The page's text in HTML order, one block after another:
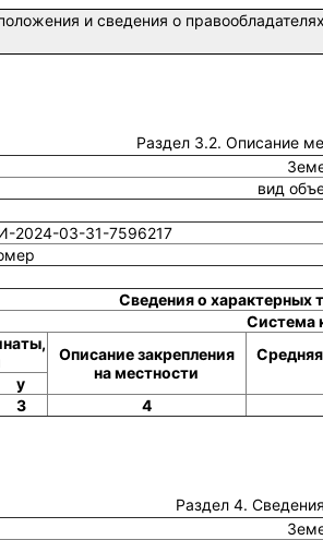
и сведения о
Раздел 3.2. Описание
вид
2024-03-31-7596217
Сведения о характерных
Система
Описание закрепления
на местности
y
3 4
Раздел 4.